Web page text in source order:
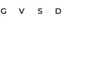
G V S
D